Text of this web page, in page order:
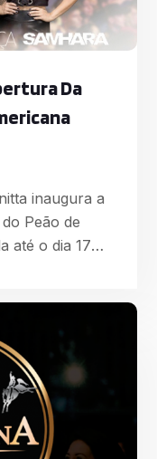
Da
inaugura a
Peão de
até o dia 17
das
“Vai